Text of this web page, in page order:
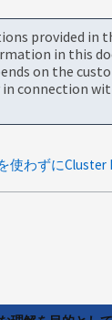
provided in
in this
on the
connection